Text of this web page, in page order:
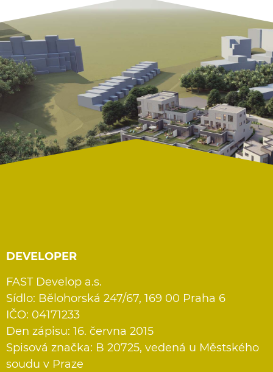
DEVELOPER
FAST Develop a.s.
Sídlo: Bělohorská 247/67, 169 00 Praha 6
IČO: 04171233
Den zápisu: 16. června 2015
Spisová značka: B 20725, vedená u Městského
soudu v Praze